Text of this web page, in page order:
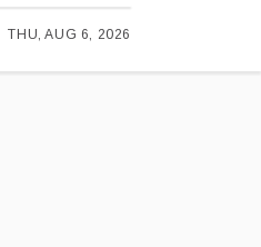
THU, AUG 6, 2026